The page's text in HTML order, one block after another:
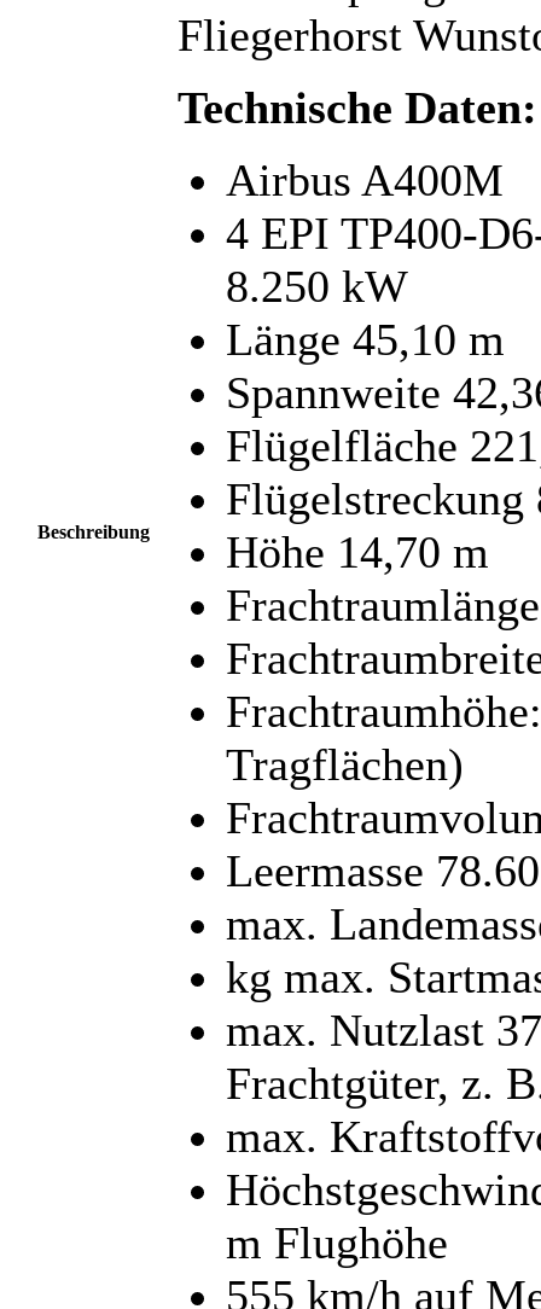
Beschreibung
Fliegerhorst
Technische Daten:
Airbus A400M
4 EPI TP400-
8.250 kW
Länge 45,10 m
Spannweite
Flügelfläche
Flügelstreckung
Höhe 14,70 m
Tragflächen)
Leermasse
max.
kg max.
max. Nutzlast
Frachtgüter, z.
max.
m Flughöhe
555 km/h auf